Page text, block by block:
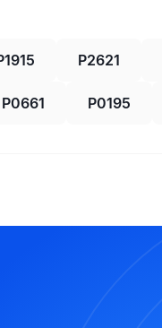
P2621
P0661 P0195